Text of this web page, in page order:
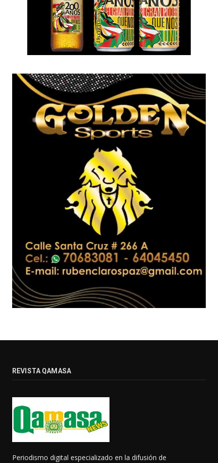
REVISTA QAMASA
Periodismo digital especializado en la difusión de